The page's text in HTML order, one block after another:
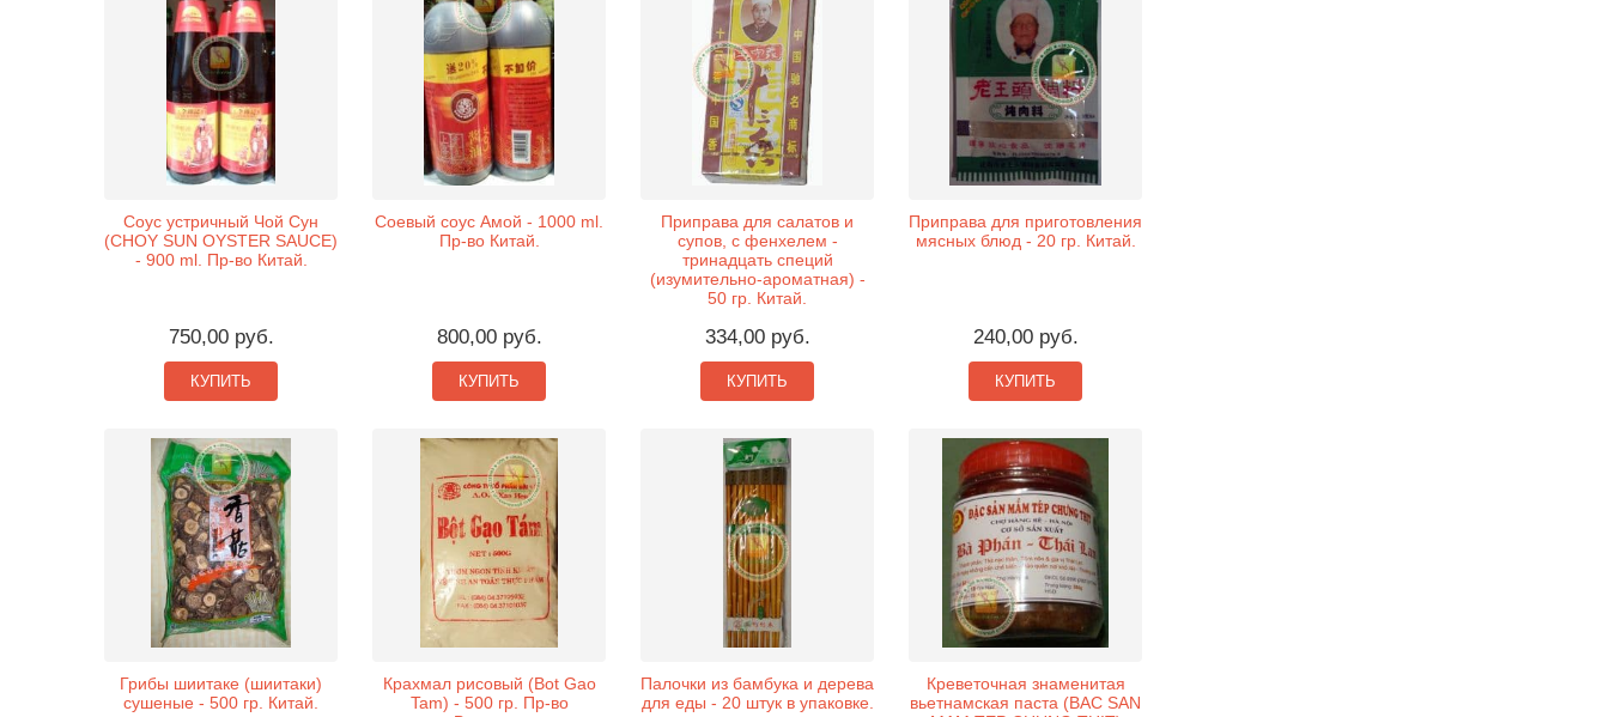
Соус устричный Чой Сун
(CHOY SUN OYSTER SAUCE)
- 900 ml. Пр-во Китай.
750,00 руб.
КУПИТЬ
Соевый соус Амой - 1000 ml.
Пр-во Китай.
800,00 руб.
КУПИТЬ
Приправа для салатов и
супов, с фенхелем -
тринадцать специй
(изумительно-ароматная) -
50 гр. Китай.
334,00 руб.
КУПИТЬ
Приправа для приготовления
мясных блюд - 20 гр. Китай.
240,00 руб.
КУПИТЬ
Грибы шиитаке (шиитаки)
сушеные - 500 гр. Китай.
Крахмал рисовый (Bot Gao
Tam) - 500 гр. Пр-во
Палочки из бамбука и дерева
для еды - 20 штук в упаковке.
Креветочная знаменитая
вьетнамская паста (BAC SAN